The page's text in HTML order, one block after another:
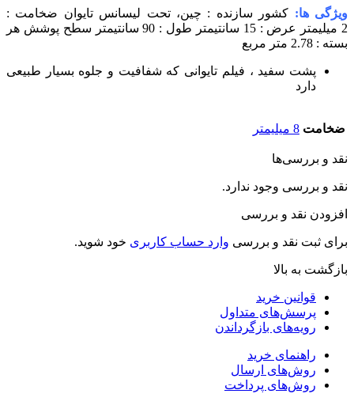
ویژگی ها: کشور سازنده : چین، تحت لیسانس تایوان ضخامت :
2 میلیمتر
عرض : 15 سانتیمتر طول : 90 سانتیمتر
سطح پوشش هر
بسته : 2.78 متر مربع
پشت سفید ، فیلم تایوانی که شفافیت و جلوه بسیار طبیعی
دارد
ضخامت 8 میلیمتر
نقد و بررسی‌ها
نقد و بررسی وجود ندارد.
افزودن نقد و بررسی
برای ثبت نقد و بررسی وارد حساب کاربری خود شوید.
بازگشت به بالا
قوانین خرید
پرسش‌های متداول
رویه‌های بازگرداندن
راهنمای خرید
روش‌های ارسال
روش‌های پرداخت